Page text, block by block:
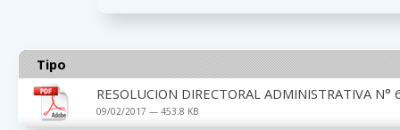
Tipo
RESOLUCION DIRECTORAL ADMINISTRATIVA N°
09/02/2017 — 453.8 KB